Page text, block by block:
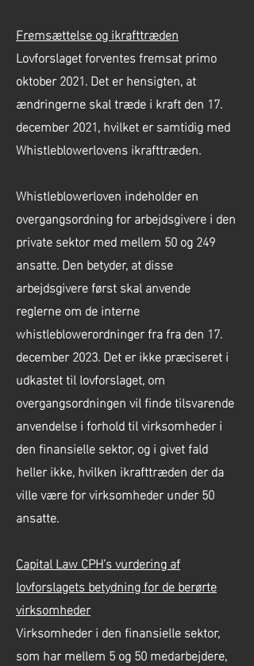
Fremsættelse og ikrafttræden
Lovforslaget forventes fremsat primo
oktober 2021. Det er hensigten, at
ændringerne skal træde i kraft den 17.
december 2021, hvilket er samtidig med
Whistleblowerlovens ikrafttræden.
Whistleblowerloven indeholder en
overgangsordning for arbejdsgivere i den
private sektor med mellem 50 og 249
ansatte. Den betyder, at disse
arbejdsgivere først skal anvende
reglerne om de interne
whistleblowerordninger fra fra den 17.
december 2023. Det er ikke præciseret i
udkastet til lovforslaget, om
overgangsordningen vil finde tilsvarende
anvendelse i forhold til virksomheder i
den finansielle sektor, og i givet fald
heller ikke, hvilken ikrafttræden der da
ville være for virksomheder under 50
ansatte.
Capital Law CPH’s vurdering af
lovforslagets betydning for de berørte
virksomheder
Virksomheder i den finansielle sektor,
som har mellem 5 og 50 medarbejdere,